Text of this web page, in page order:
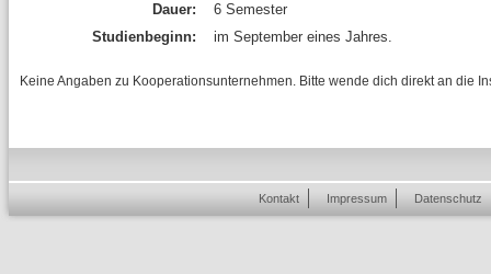
Dauer:
6 Semester
Studienbeginn:
im September eines Jahres.
Keine Angaben zu Kooperationsunternehmen. Bitte wende dich direkt an die
Kontakt Impressum Datenschutz